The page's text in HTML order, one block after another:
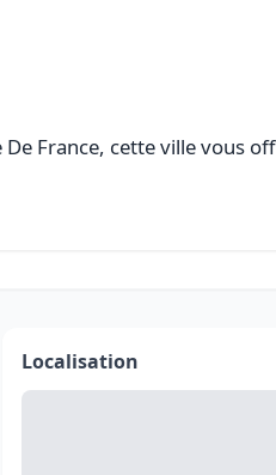
France, cette ville vous
Localisation